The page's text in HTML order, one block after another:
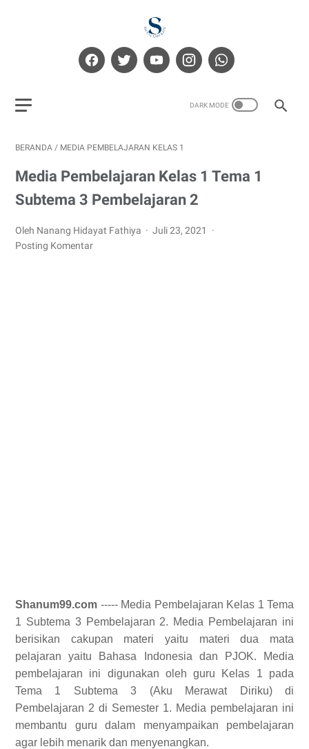
BERANDA / MEDIA PEMBELAJARAN KELAS 1
Media Pembelajaran Kelas 1 Tema 1
Subtema 3 Pembelajaran 2
Oleh Nanang Hidayat Fathiya
Juli 23, 2021
Posting Komentar
Shanum99.com ----- Media Pembelajaran Kelas 1 Tema
1 Subtema 3 Pembelajaran 2. Media Pembelajaran ini
berisikan cakupan materi yaitu materi dua mata
pelajaran yaitu Bahasa Indonesia dan PJOK. Media
pembelajaran ini digunakan oleh guru Kelas 1 pada
Tema 1 Subtema 3 (Aku Merawat Diriku) di
Pembelajaran 2 di Semester 1. Media pembelajaran ini
membantu guru dalam menyampaikan pembelajaran
agar lebih menarik dan menyenangkan.